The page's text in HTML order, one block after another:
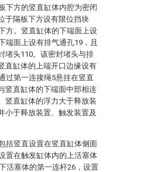
下方的竖直缸体内腔为密闭
于隔板下方设有限位挡块
方。竖直缸体的下端面上设
端面上设有排气通孔19，且
堵头110。该密封堵头与排
直缸体的上端开口边缘设有
过第一连接绳5悬挂在竖直
竖直缸体的下端面中部相连
竖直缸体的浮力大于释放装
小于释放装置、触发装置及
括竖直设置在竖直缸体侧面
置在触发缸体内的上活塞体
活塞体的第一连杆26，设置